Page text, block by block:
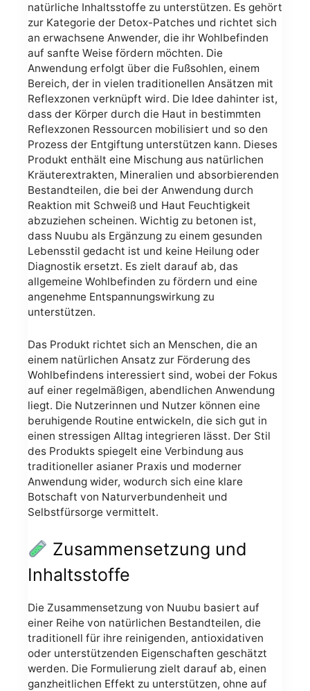
natürliche Inhaltsstoffe zu unterstützen. Es gehört
zur Kategorie der Detox-Patches und richtet sich
an erwachsene Anwender, die ihr Wohlbefinden
auf sanfte Weise fördern möchten. Die
Anwendung erfolgt über die Fußsohlen, einem
Bereich, der in vielen traditionellen Ansätzen mit
Reflexzonen verknüpft wird. Die Idee dahinter ist,
dass der Körper durch die Haut in bestimmten
Reflexzonen Ressourcen mobilisiert und so den
Prozess der Entgiftung unterstützen kann. Dieses
Produkt enthält eine Mischung aus natürlichen
Kräuterextrakten, Mineralien und absorbierenden
Bestandteilen, die bei der Anwendung durch
Reaktion mit Schweiß und Haut Feuchtigkeit
abzuziehen scheinen. Wichtig zu betonen ist,
dass Nuubu als Ergänzung zu einem gesunden
Lebensstil gedacht ist und keine Heilung oder
Diagnostik ersetzt. Es zielt darauf ab, das
allgemeine Wohlbefinden zu fördern und eine
angenehme Entspannungswirkung zu
unterstützen.
Das Produkt richtet sich an Menschen, die an
einem natürlichen Ansatz zur Förderung des
Wohlbefindens interessiert sind, wobei der Fokus
auf einer regelmäßigen, abendlichen Anwendung
liegt. Die Nutzerinnen und Nutzer können eine
beruhigende Routine entwickeln, die sich gut in
einen stressigen Alltag integrieren lässt. Der Stil
des Produkts spiegelt eine Verbindung aus
traditioneller asianer Praxis und moderner
Anwendung wider, wodurch sich eine klare
Botschaft von Naturverbundenheit und
Selbstfürsorge vermittelt.
Zusammensetzung und
Inhaltsstoffe
Die Zusammensetzung von Nuubu basiert auf
einer Reihe von natürlichen Bestandteilen, die
traditionell für ihre reinigenden, antioxidativen
oder unterstützenden Eigenschaften geschätzt
werden. Die Formulierung zielt darauf ab, einen
ganzheitlichen Effekt zu unterstützen, ohne auf